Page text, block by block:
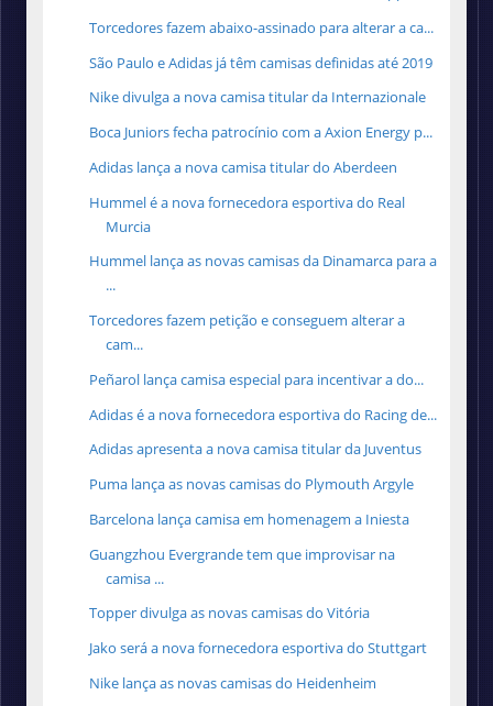
Torcedores fazem abaixo-assinado para alterar a ca...
São Paulo e Adidas já têm camisas definidas até 2019
Nike divulga a nova camisa titular da Internazionale
Boca Juniors fecha patrocínio com a Axion Energy p...
Adidas lança a nova camisa titular do Aberdeen
Hummel é a nova fornecedora esportiva do Real
Murcia
Hummel lança as novas camisas da Dinamarca para a
...
Torcedores fazem petição e conseguem alterar a
cam...
Peñarol lança camisa especial para incentivar a do...
Adidas é a nova fornecedora esportiva do Racing de...
Adidas apresenta a nova camisa titular da Juventus
Puma lança as novas camisas do Plymouth Argyle
Barcelona lança camisa em homenagem a Iniesta
Guangzhou Evergrande tem que improvisar na
camisa ...
Topper divulga as novas camisas do Vitória
Jako será a nova fornecedora esportiva do Stuttgart
Nike lança as novas camisas do Heidenheim